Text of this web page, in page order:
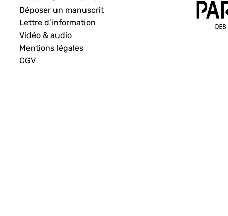
Déposer un manuscrit
Lettre d’information
Vidéo & audio
Mentions légales
CGV